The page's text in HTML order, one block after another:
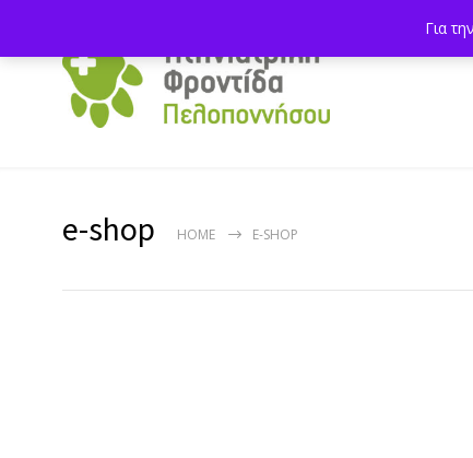
e-shop HOME E-SHOP
Για